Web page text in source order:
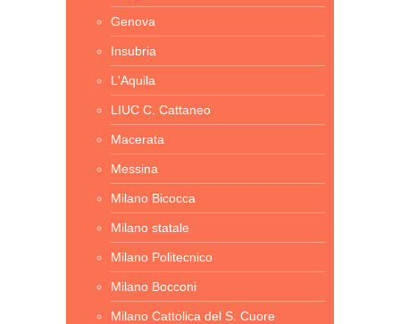
Genova
Insubria
L'Aquila
LIUC C. Cattaneo
Macerata
Messina
Milano Bicocca
Milano statale
Milano Politecnico
Milano Bocconi
Milano Cattolica del S. Cuore